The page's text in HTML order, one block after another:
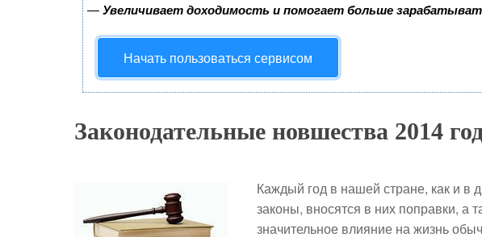
—Увеличивает доходимость и помогает больше
Начать пользоваться сервисом
Законодательные новшества 2014
Каждый год в нашей стране, как и в
законы, вносятся в них поправки,
значительное влияние на жизнь